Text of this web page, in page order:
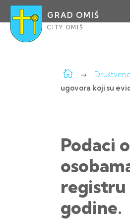
GRAD OMIŠ
CITY OMIŠ
ugovora koji su
Podaci
registru
godine.